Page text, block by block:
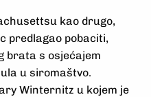
kao drugo,
predlagao pobaciti,
brata s osjećajem
u siromaštvo.
Winternitz u kojem je